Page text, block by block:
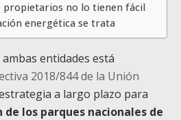
propietarios no lo tienen fácil
energética se trata
entidades está
2018/844 de la Unión
a largo plazo para
los parques nacionales de